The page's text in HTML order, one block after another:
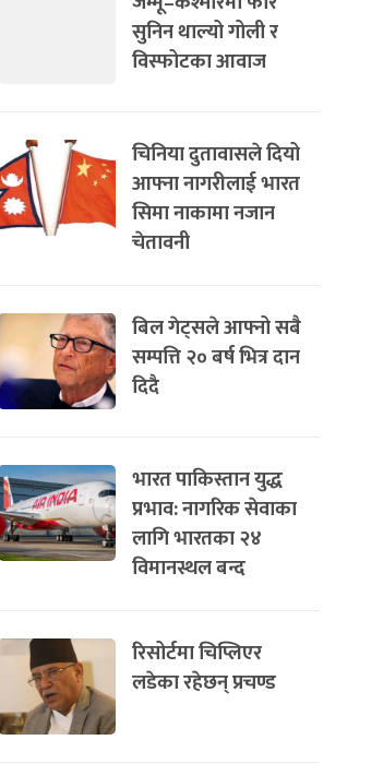
सुनिन थाल्यो गोली र
विस्फोटका आवाज
चिनिया दुतावासले दियो
आफ्ना नागरीलाई भारत
सिमा नाकामा नजान
चेतावनी
बिल गेट्सले आफ्नो सबै
सम्पत्ति २० बर्ष भित्र दान
दिदै
भारत पाकिस्तान युद्ध
प्रभाव: नागरिक सेवाका
लागि भारतका २४
विमानस्थल बन्द
रिसोर्टमा चिप्लिएर
लडेका रहेछन् प्रचण्ड